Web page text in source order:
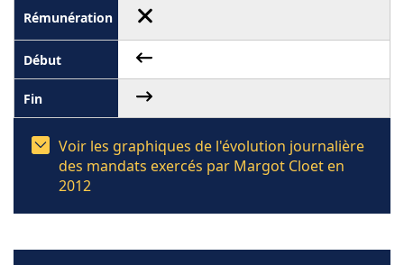
Voir les graphiques de l'évolution journalière
des mandats exercés par Margot Cloet en
2012